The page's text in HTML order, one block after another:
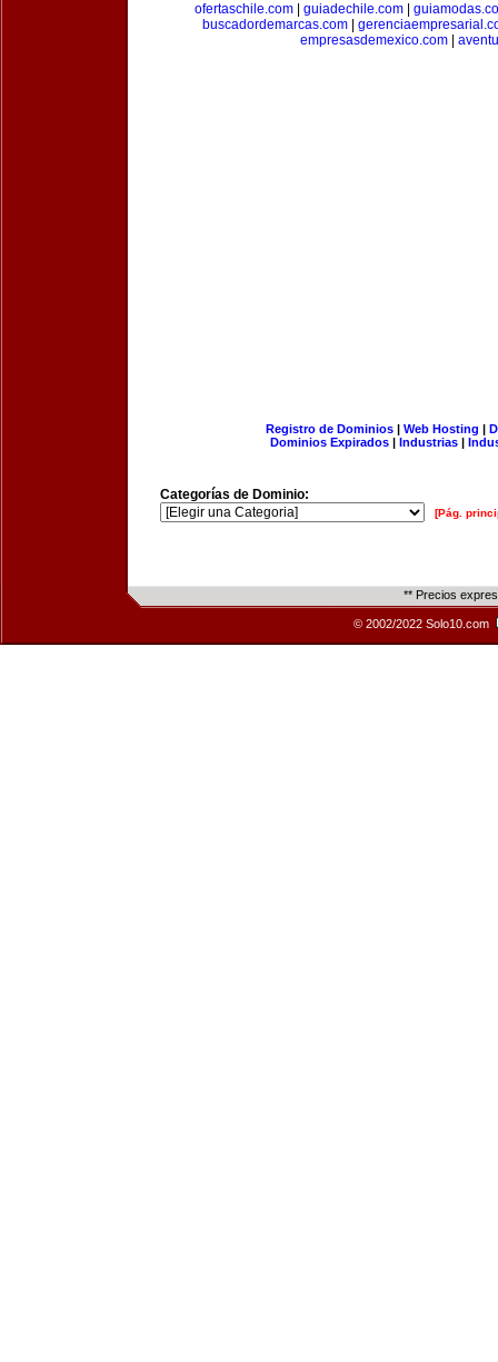
ofertaschile.com
guiadechile.com
buscadordemarcas.com|
empresasdemexico.com|
Registro de Dominios| Web Hosting |
Dominios Expirados | Industrias |
Categorías de Dominio:
[Pág.
** Precios
© 2002/2022 Solo10.com